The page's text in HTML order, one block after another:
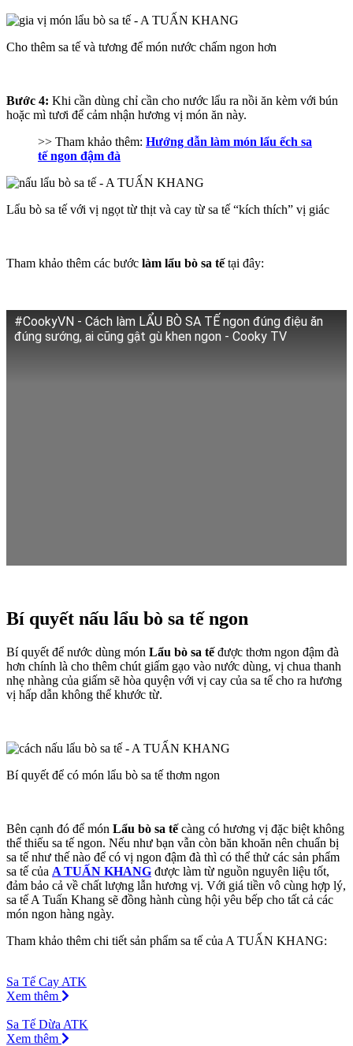
Cho thêm sa tế và tương để món nước chấm ngon hơn
Bước 4: Khi cần dùng chỉ cần cho nước lẩu ra nồi ăn kèm với bún
hoặc mì tươi để cảm nhận hương vị món ăn này.
>> Tham khảo thêm: Hướng dẫn làm món lẩu ếch sa
tế ngon đậm đà
Lẩu bò sa tế với vị ngọt từ thịt và cay từ sa tế “kích thích” vị giác
Tham khảo thêm các bước làm lẩu bò sa tếtại đây:
#CookyVN - Cách làm LẨU BÒ SA TẾ ngon đúng điệu ăn
đúng sướng, ai cũng gật gù khen ngon - Cooky TV
Bí quyết nấu lẩu bò sa tế ngon
Bí quyết để nước dùng món Lẩu bò sa tếđược thơm ngon đậm đà
hơn chính là cho thêm chút giấm gạo vào nước dùng, vị chua thanh
nhẹ nhàng của giấm sẽ hòa quyện với vị cay của sa tế cho ra hương
vị hấp dẫn không thể khước từ.
Bí quyết để có món lẩu bò sa tế thơm ngon
Bên cạnh đó để món Lẩu bò sa tếcàng có hương vị đặc biệt không
thể thiếu sa tế ngon. Nếu như bạn vẫn còn băn khoăn nên chuẩn bị
sa tế như thế nào để có vị ngon đậm đà thì có thể thử các sản phẩm
sa tế của A TUẤN KHANG được làm từ nguồn nguyên liệu tốt,
đảm bảo cả về chất lượng lẫn hương vị. Với giá tiền vô cùng hợp lý,
sa tế A Tuấn Khang sẽ đồng hành cùng hội yêu bếp cho tất cả các
món ngon hàng ngày.
Tham khảo thêm chi tiết sản phẩm sa tế của A TUẤN KHANG:
Sa Tế Cay ATK
Xem thêm
Sa Tế Dừa ATK
Xem thêm